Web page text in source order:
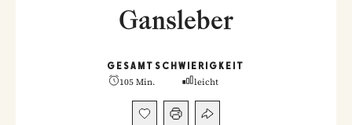
Gansleber
GESAMT
105 Min.
SCHWIERIGKEIT
leicht